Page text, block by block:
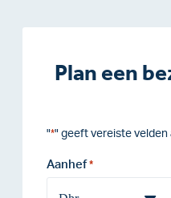
Plan een
"*" geeft vereiste velden
Aanhef *